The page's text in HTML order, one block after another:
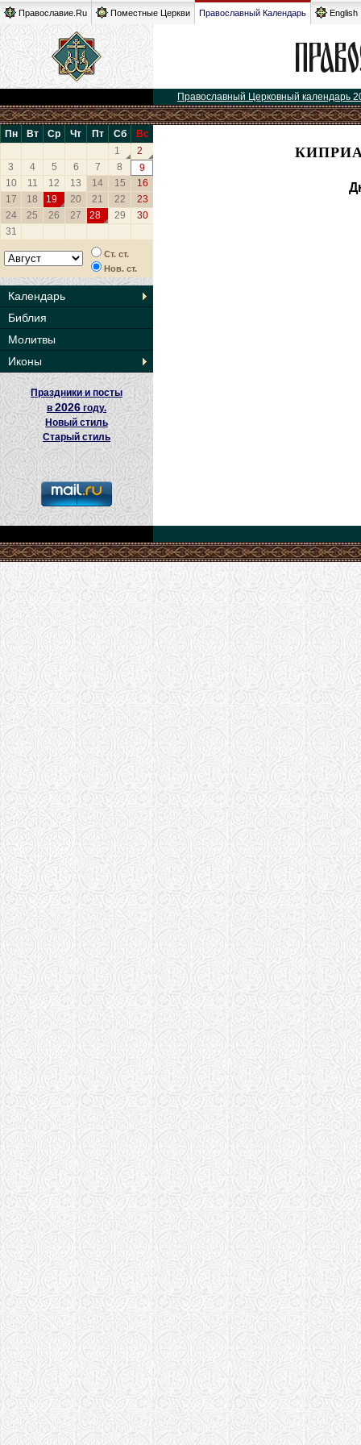
Православие.Ru Поместные Церкви Православный Календарь English
Православный Церковный календарь
Пн Вт Ср Чт Пт Сб
Вс
1
2
3
4 5 6 7 8
9
10
11 12 13 14 15
16
17
18 19 20 21 22
23
24
25 26 27 28 29
30
31
Ст. ст.
Нов. ст.
Календарь
Библия
Молитвы
Иконы
Праздники и посты
в2026 году.
Новый стиль
Старый стиль